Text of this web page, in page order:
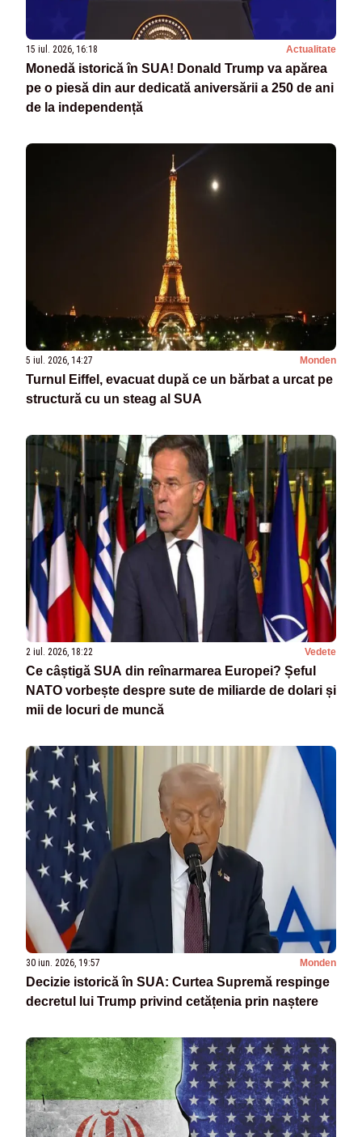
15 iul. 2026, 16:18 Actualitate
Monedă istorică în SUA! Donald Trump va apărea
pe o piesă din aur dedicată aniversării a 250 de ani
de la independență
5 iul. 2026, 14:27 Monden
Turnul Eiffel, evacuat după ce un bărbat a urcat pe
structură cu un steag al SUA
2 iul. 2026, 18:22 Vedete
Ce câștigă SUA din reînarmarea Europei? Șeful
NATO vorbește despre sute de miliarde de dolari și
mii de locuri de muncă
30 iun. 2026, 19:57 Monden
Decizie istorică în SUA: Curtea Supremă respinge
decretul lui Trump privind cetățenia prin naștere